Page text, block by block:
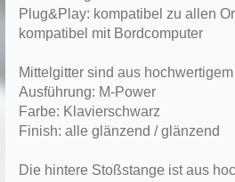
Plug&Play: kompatibel zu allen
kompatibel mit Bordcomputer
Mittelgitter sind aus
Ausführung: M-Power
Farbe: Klavierschwarz
Finish: alle glänzend / glänzend
Die hintere Stoßstange ist aus